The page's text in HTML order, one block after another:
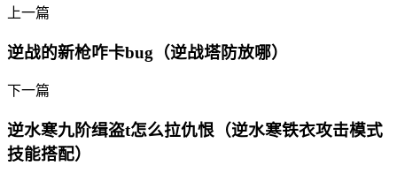
上一篇
逆战的新枪咋卡bug（逆战塔防放哪）
下一篇
逆水寒九阶缉盗t怎么拉仇恨（逆水寒铁衣攻击模式
技能搭配）